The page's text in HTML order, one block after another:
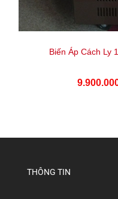
Biến Áp Cách Ly
THÔNG TIN